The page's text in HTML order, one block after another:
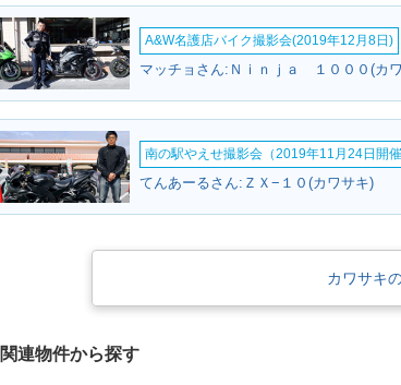
A&W名護店バイク撮影会(2019年12月8日)
マッチョさん:Ｎｉｎｊａ １０００(カ
南の駅やえせ撮影会（2019年11月24日開催
てんあーるさん:ＺＸ−１０(カワサキ)
カワサキ
関連物件から探す